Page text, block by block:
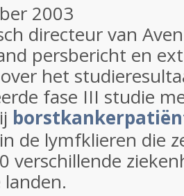
2003
directeur van
persbericht en
het
fase III studie
de lymfklieren die
verschillende